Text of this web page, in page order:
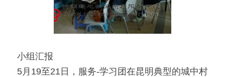
小组汇报
5月19至21日，服务-学习团在昆明典型的城中村